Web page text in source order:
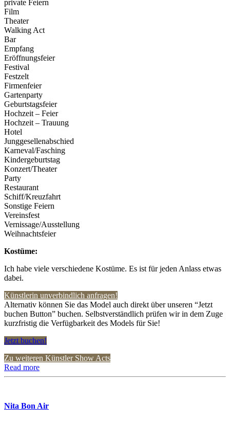
private Feiern
Film
Theater
Walking Act
Bar
Empfang
Eröffnungsfeier
Festival
Festzelt
Firmenfeier
Gartenparty
Geburtstagsfeier
Hochzeit – Feier
Hochzeit – Trauung
Hotel
Junggesellenabschied
Karneval/Fasching
Kindergeburtstag
Konzert/Theater
Party
Restaurant
Schiff/Kreuzfahrt
Sonstige Feiern
Vereinsfest
Vernissage/Ausstellung
Weihnachtsfeier
Kostüme:
Ich habe viele verschiedene Kostüme. Es ist für jeden Anlass etwas
dabei.
Künstlerin unverbindlich anfragen!
Alternativ können Sie das Model auch direkt über unseren “Jetzt
buchen Button” buchen. Selbstverständlich prüfen wir in dem Zuge
kurzfristig die Verfügbarkeit des Models für Sie!
Jetzt buchen!
Zu weiteren Künstler Show Acts
Read more
Nita Bon Air